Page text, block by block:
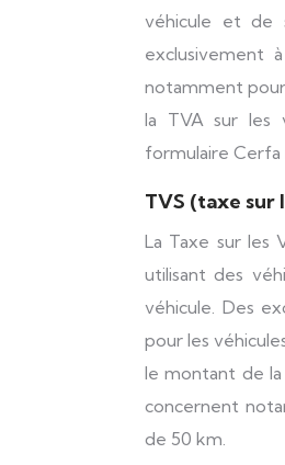
véhicule et de
exclusivement
notamment
la TVA sur les
formulaire Cerfa
TVS (taxe sur
La Taxe sur les
utilisant des
véhicule. Des
pour les
le montant de la
concernent
de 50 km.